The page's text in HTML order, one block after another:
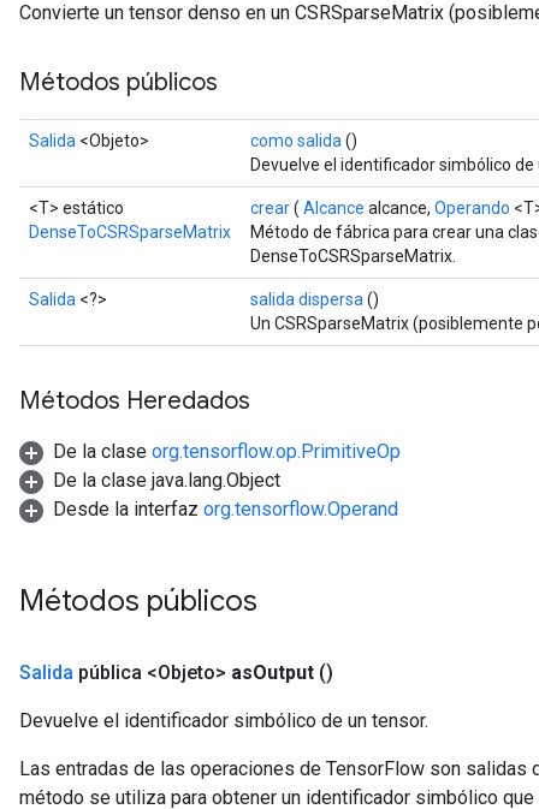
Convierte un tensor denso en un CSRSparseMatrix
Métodos públicos
Salida <Objeto> como salida ()
Devuelve el identificador simbólico de
<T> estático
DenseToCSRSparseMatrix
crear( Alcance alcance, Operando
Método de fábrica para crear una
DenseToCSRSparseMatrix.
Salida <?> salida dispersa ()
Un CSRSparseMatrix (posiblemente
Métodos Heredados
De la clase org.tensorflow.op.PrimitiveOp
De la clase java.lang.Object
Desde la interfaz org.tensorflow.Operand
Métodos públicos
Salida pública <Objeto> asOutput ()
Devuelve el identificador simbólico de un tensor.
Las entradas de las operaciones de TensorFlow son salidas
método se utiliza para obtener un identificador simbólico